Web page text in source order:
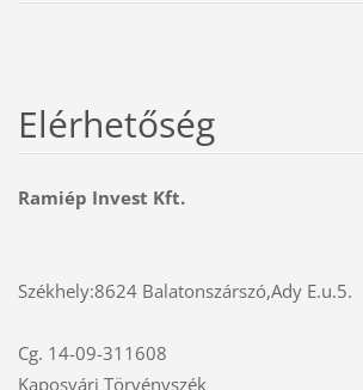
Elérhetőség
Ramiép Invest Kft.
Székhely:8624 Balatonszárszó,Ady E.u.5.
Cg. 14-09-311608
Kaposvári Törvényszék